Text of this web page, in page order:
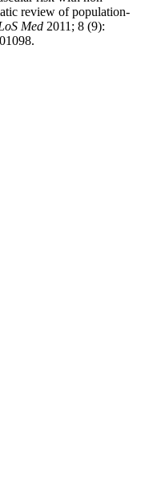
review of population-
Med 2011; 8 (9):